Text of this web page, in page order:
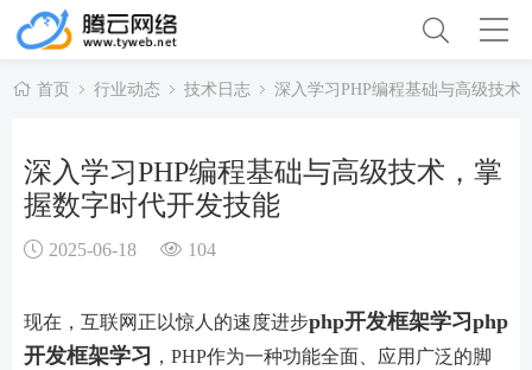
首页 行业动态 技术日志 深入学习PHP编程基础与高级技术
深入学习PHP编程基础与高级技术，掌
握数字时代开发技能
2025-06-18 104
现在，互联网正以惊人的速度进步php开发框架学习php
开发框架学习
，PHP作为一种功能全面、应用广泛的脚